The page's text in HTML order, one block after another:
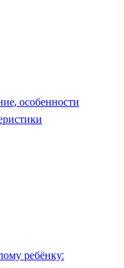
особенности
ребёнку: